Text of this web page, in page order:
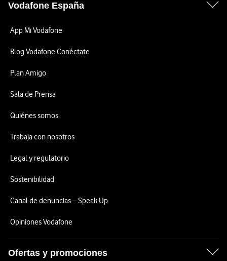
Vodafone España
App Mi Vodafone
Blog Vodafone Conéctate
Plan Amigo
Sala de Prensa
Quiénes somos
Trabaja con nosotros
Legal y regulatorio
Sostenibilidad
Canal de denuncias – Speak Up
Opiniones Vodafone
Ofertas y promociones